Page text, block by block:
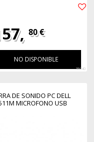
80 €
NO DISPONIBLE
39340
DE SONIDO PC DELL
MICROFONO USB